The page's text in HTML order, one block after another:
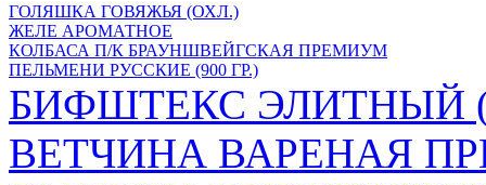
ГОЛЯШКА ГОВЯЖЬЯ (ОХЛ.)
ЖЕЛЕ АРОМАТНОЕ
КОЛБАСА П/К БРАУНШВЕЙГСКАЯ ПРЕМИУМ
ПЕЛЬМЕНИ РУССКИЕ (900 ГР.)
БИФШТЕКС ЭЛИТНЫЙ
ВЕТЧИНА ВАРЕНАЯ